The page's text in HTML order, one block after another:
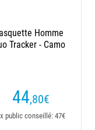
Casquette
Duo Mesh
Prix public